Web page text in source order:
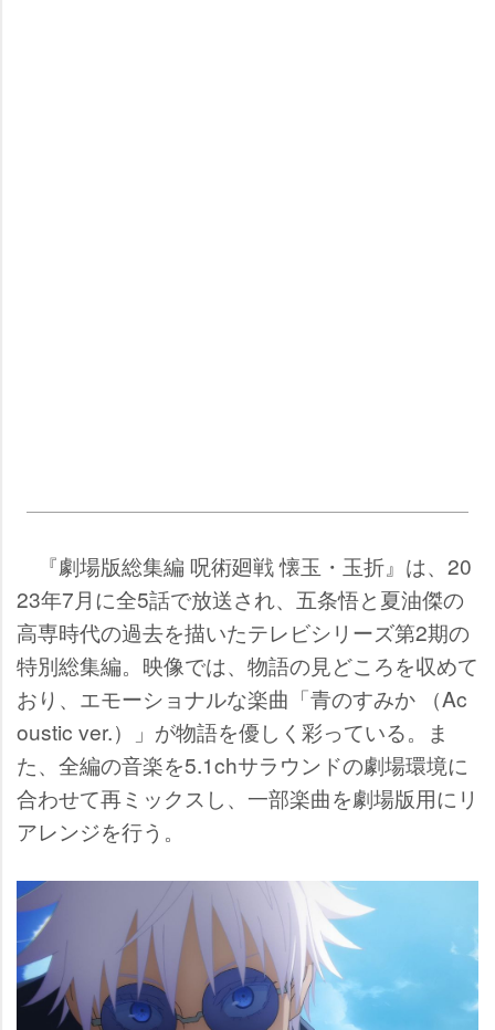
『劇場版総集編 呪術廻戦 懐玉・玉折』は、20
23年7月に全5話で放送され、五条悟と夏油傑の
高専時代の過去を描いたテレビシリーズ第2期の
特別総集編。映像では、物語の見どころを収めて
おり、エモーショナルな楽曲「青のすみか （Ac
oustic ver.）」が物語を優しく彩っている。ま
た、全編の音楽を5.1chサラウンドの劇場環境に
合わせて再ミックスし、一部楽曲を劇場版用にリ
アレンジを行う。